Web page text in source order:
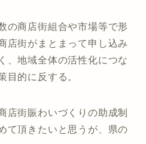
の商店街組合や市場等で形
店街がまとまって申し込み
、地域全体の活性化につな
目的に反する。
店街賑わいづくりの助成制
て頂きたいと思うが、県の